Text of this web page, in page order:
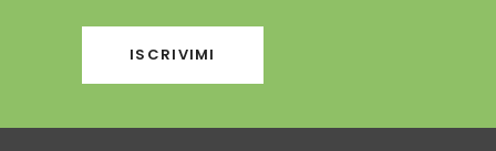
ISCRIVIMI